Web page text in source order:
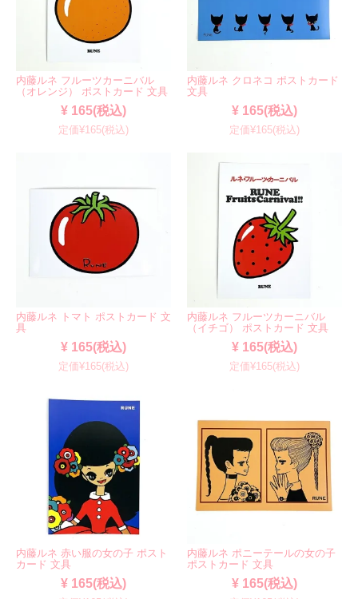
内藤ルネ フルーツカーニバル
（オレンジ） ポストカード 文具
¥ 165(税込)
定価¥165(税込)
内藤ルネ クロネコ ポストカード
文具
¥ 165(税込)
定価¥165(税込)
内藤ルネ トマト ポストカード 文
具
¥ 165(税込)
定価¥165(税込)
内藤ルネ フルーツカーニバル
（イチゴ） ポストカード 文具
¥ 165(税込)
定価¥165(税込)
内藤ルネ 赤い服の女の子 ポスト
カード 文具
¥ 165(税込)
内藤ルネ ポニーテールの女の子
ポストカード 文具
¥ 165(税込)